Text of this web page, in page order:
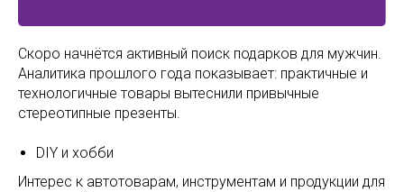
Скоро начнётся активный поиск подарков для мужчин.
Аналитика прошлого года показывает: практичные и
технологичные товары вытеснили привычные
стереотипные презенты.
DIY и хобби
Интерес к автотоварам, инструментам и продукции для